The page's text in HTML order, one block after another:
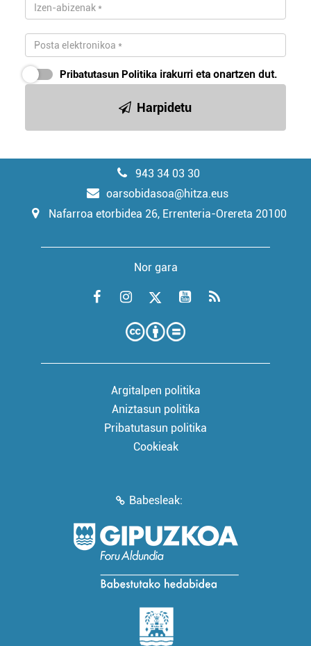
Pribatutasun Politika irakurri eta onartzen dut.
Harpidetu
943 34 03 30
oarsobidasoa@hitza.eus
Nafarroa etorbidea 26, Errenteria-Orereta 20100
Nor gara
Argitalpen politika
Aniztasun politika
Pribatutasun politika
Cookieak
Babesleak: